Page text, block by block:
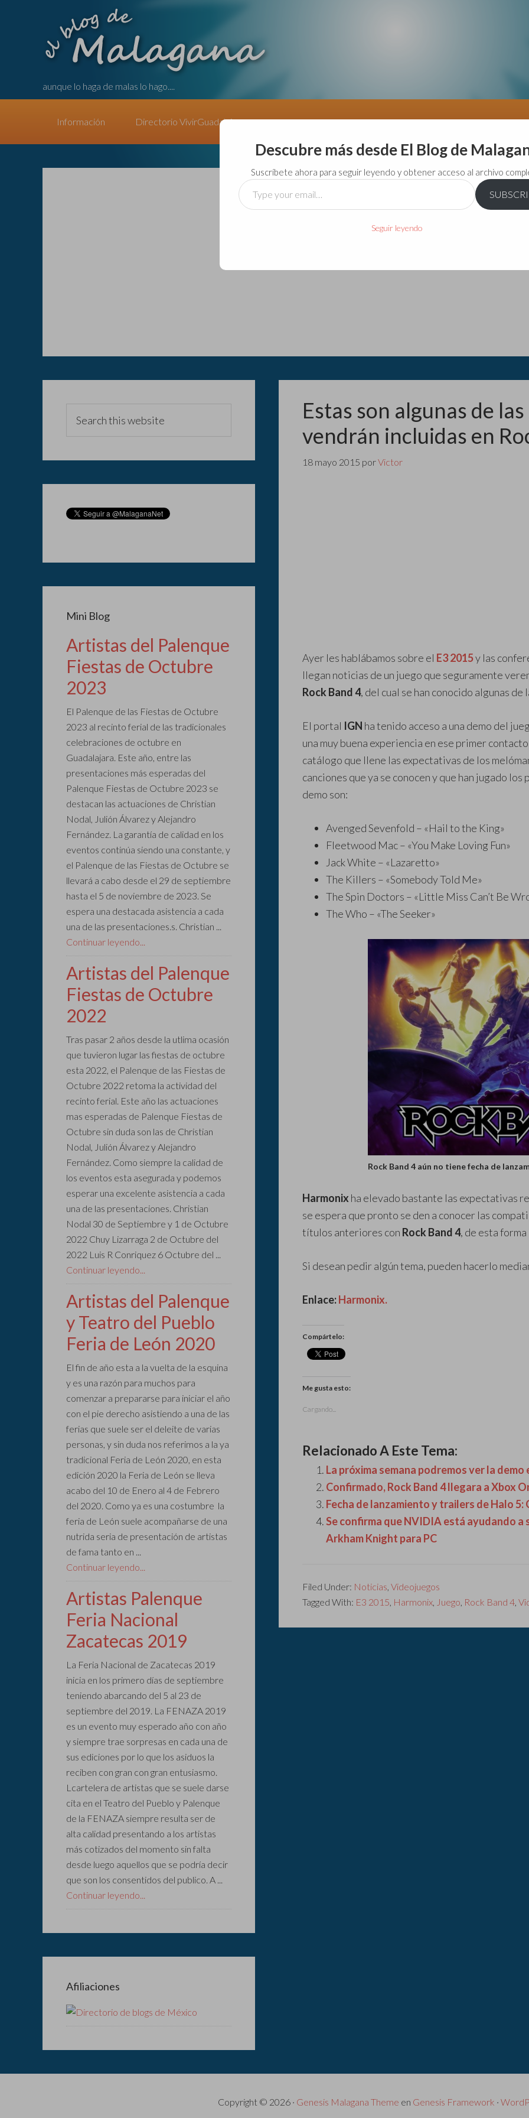
aunque lo haga de malas lo hago....
Información Directorio VivirGuadalajara
Estas son algunas de
vendrán incluidas en
18 mayo 2015 porVictor
Ayer les hablábamos sobre el E3 2015y las
llegan noticias de un juego que seguramente
Rock Band 4, del cual se han conocido algunas de
El portal IGN ha tenido acceso a una demo del
una muy buena experiencia en ese primer
catálogo que llene las expectativas de los
canciones que ya se conocen y que han jugado
demo son:
Avenged Sevenfold – «Hail to the King»
Fleetwood Mac – «You Make Loving Fun»
Jack White – «Lazaretto»
The Killers – «Somebody Told Me»
The Spin Doctors – «Little Miss Can’t Be
The Who – «The Seeker»
Rock Band 4 aún no tiene fecha de
Harmonix ha elevado bastante las expectativas
se espera que pronto se den a conocer las
títulos anteriores con Rock Band 4, de esta
Si desean pedir algún tema, pueden hacerlo
Enlace:Harmonix.
Compártelo:
Me gusta esto:
Cargando...
Relacionado A Este Tema:
La próxima semana podremos ver la
Confirmado, Rock Band 4 llegara a Xbox
Fecha de lanzamiento y trailers de Halo 5:
Se confirma que NVIDIA está ayudando
Arkham Knight para PC
Filed Under: Noticias, Videojuegos
Tagged With: E3 2015, Harmonix, Juego, Rock Band 4,
Mini Blog
Artistas del Palenque
Fiestas de Octubre
2023
El Palenque de las Fiestas de Octubre
2023 al recinto ferial de las tradicionales
celebraciones de octubre en
Guadalajara. Este año, entre las
presentaciones más esperadas del
Palenque Fiestas de Octubre 2023 se
destacan las actuaciones de Christian
Nodal, Julión Álvarez y Alejandro
Fernández. La garantía de calidad en los
eventos continúa siendo una constante, y
el Palenque de las Fiestas de Octubre se
llevará a cabo desde el 29 de septiembre
hasta el 5 de noviembre de 2023. Se
espera una destacada asistencia a cada
una de las presentaciones.s. Christian ...
Continuar leyendo...
Artistas del Palenque
Fiestas de Octubre
2022
Tras pasar 2 años desde la utlima ocasión
que tuvieron lugar las fiestas de octubre
esta 2022, el Palenque de las Fiestas de
Octubre 2022 retoma la actividad del
recinto ferial. Este año las actuaciones
mas esperadas de Palenque Fiestas de
Octubre sin duda son las de Christian
Nodal, Julión Álvarez y Alejandro
Fernández. Como siempre la calidad de
los eventos esta asegurada y podemos
esperar una excelente asistencia a cada
una de las presentaciones. Christian
Nodal 30 de Septiembre y 1 de Octubre
2022 Chuy Lizarraga 2 de Octubre del
2022 Luis R Conriquez 6 Octubre del ...
Continuar leyendo...
Artistas del Palenque
y Teatro del Pueblo
Feria de León 2020
El fin de año esta a la vuelta de la esquina
y es una razón para muchos para
comenzar a prepararse para iniciar el año
con el pie derecho asistiendo a una de las
ferias que suele ser el deleite de varias
personas, y sin duda nos referimos a la ya
tradicional Feria de León 2020, en esta
edición 2020 la Feria de León se lleva
acabo del 10 de Enero al 4 de Febrero
del 2020. Como ya es una costumbre la
feria de León suele acompañarse de una
nutrida seria de presentación de artistas
de fama tanto en ...
Continuar leyendo...
Artistas Palenque
Feria Nacional
Zacatecas 2019
La Feria Nacional de Zacatecas 2019
inicia en los primero días de septiembre
teniendo abarcando del 5 al 23 de
septiembre del 2019. La FENAZA 2019
es un evento muy esperado año con año
y siempre trae sorpresas en cada una de
sus ediciones por lo que los asiduos la
reciben con gran con gran entusiasmo.
Lcartelera de artistas que se suele darse
cita en el Teatro del Pueblo y Palenque
de la FENAZA siempre resulta ser de
alta calidad presentando a los artistas
más cotizados del momento sin falta
desde luego aquellos que se podría decir
que son los consentidos del publico. A ...
Continuar leyendo...
Afiliaciones
Copyright © 2026 · Genesis Malagana Theme en Genesis Framework ·
Descubre más desde El Blog de
Suscríbete ahora para seguir leyendo y obtener acceso al archivo
Type
your
Seguir leyendo